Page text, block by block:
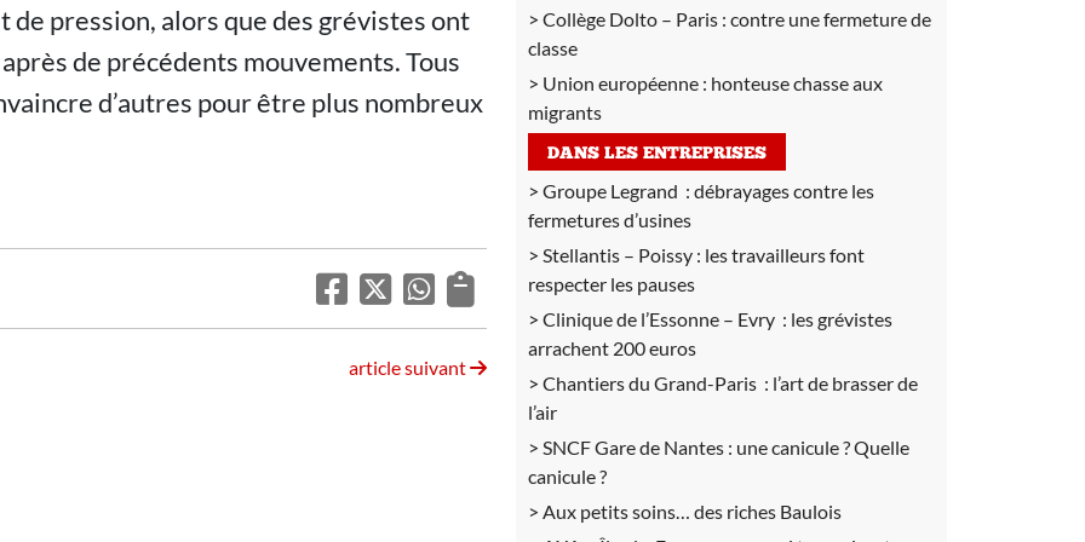
de pression, alors que des grévistes ont
de précédents mouvements. Tous
d’autres pour être plus nombreux
article suivant
Collège Dolto – Paris : contre une fermeture de
classe
Union européenne : honteuse chasse aux
migrants
DANS LES ENTREPRISES
Groupe Legrand : débrayages contre les
fermetures d’usines
Stellantis – Poissy : les travailleurs font
respecter les pauses
Clinique de l’Essonne – Evry : les grévistes
arrachent 200 euros
Chantiers du Grand-Paris : l’art de brasser de
l’air
SNCF Gare de Nantes : une canicule ? Quelle
canicule ?
Aux petits soins… des riches Baulois